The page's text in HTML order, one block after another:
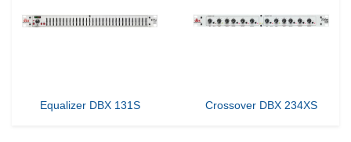
Equalizer DBX 131S Crossover DBX 234XS